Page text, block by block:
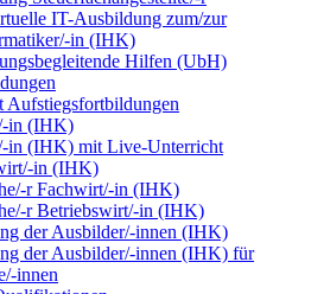
IT-Ausbildung zum/zur
in (IHK)
Hilfen (UbH)
Aufstiegsfortbildungen
in (IHK)
in (IHK) mit Live-Unterricht
in (IHK)
r Fachwirt/-in (IHK)
r Betriebswirt/-in (IHK)
der Ausbilder/-innen (IHK)
der Ausbilder/-innen (IHK) für
innen